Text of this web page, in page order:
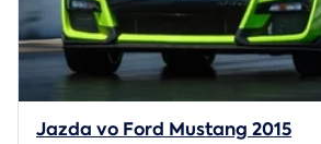
Jazda vo Ford Mustang 2015